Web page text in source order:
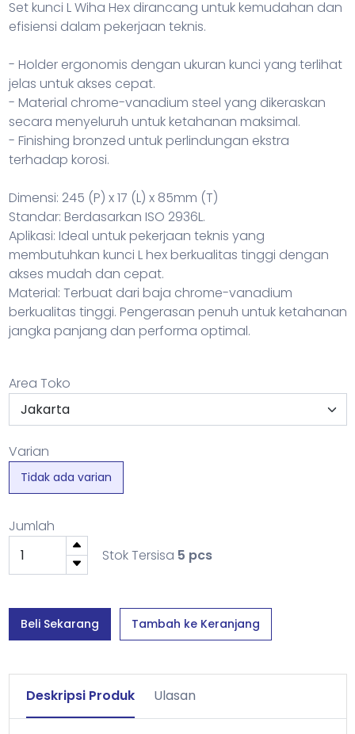
Set kunci L Wiha Hex dirancang untuk kemudahan dan
efisiensi dalam pekerjaan teknis.
- Holder ergonomis dengan ukuran kunci yang terlihat
jelas untuk akses cepat.
- Material chrome-vanadium steel yang dikeraskan
secara menyeluruh untuk ketahanan maksimal.
- Finishing bronzed untuk perlindungan ekstra
terhadap korosi.
Dimensi: 245 (P) x 17 (L) x 85mm (T)
Standar: Berdasarkan ISO 2936L.
Aplikasi: Ideal untuk pekerjaan teknis yang
membutuhkan kunci L hex berkualitas tinggi dengan
akses mudah dan cepat.
Material: Terbuat dari baja chrome-vanadium
berkualitas tinggi. Pengerasan penuh untuk ketahanan
jangka panjang dan performa optimal.
Area Toko
Varian
Tidak ada varian
Jumlah
Stok Tersisa 5 pcs
Beli Sekarang Tambah ke Keranjang
Deskripsi Produk Ulasan